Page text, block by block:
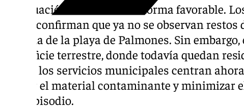
La situación evoluciona de forma favorable.
APBA confirman que ya no se observan
de agua de la playa de Palmones. Sin
superficie terrestre, donde todavía quedan
donde los servicios municipales centran
retirar el material contaminante y minimizar
este episodio.